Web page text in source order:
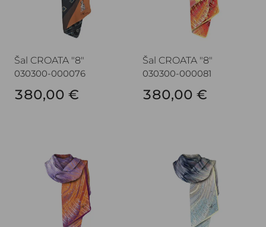
Šal CROATA "8"
030300-000076
380,00 €
Šal CROATA "8"
030300-000081
380,00 €